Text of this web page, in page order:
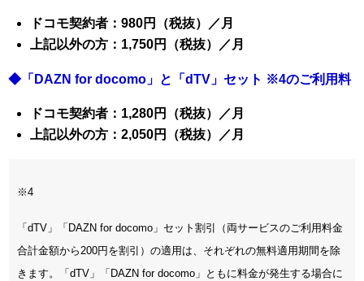
ドコモ契約者：980円（税抜）／月
上記以外の方：1,750円（税抜）／月
◆「DAZN for docomo」と「dTV」セット ※4のご利用料
ドコモ契約者 ：1,280円（税抜）／月
上記以外の方 ：2,050円（税抜）／月
※4
「dTV」「DAZN for docomo」セット割引（両サービスのご利用料金
合計金額から200円を割引）の適用は、それぞれの無料適用期間を除
きます。「dTV」「DAZN for docomo」ともに料金が発生する場合に